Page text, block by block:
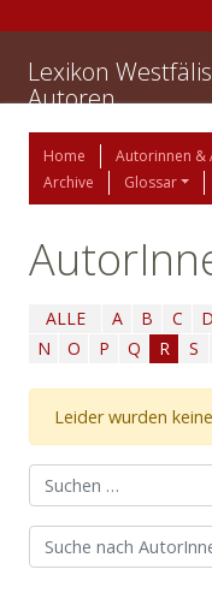
Lexikon
Autoren
Home Autorinnen &
Archive
Glossar
ALLE A B C D
N
O P Q R S
Leider wurden
Suchen nach: